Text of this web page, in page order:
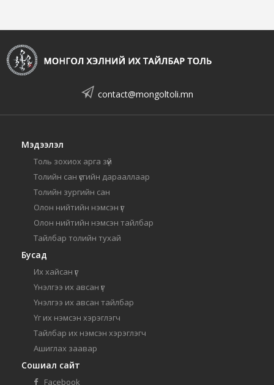
contact@mongoltoli.mn
Мэдээлэл
Толь зохиох арга зүй
Толийн сан үсгийн дарааллаар
Толийн зургийн сан
Олон нийтийн нэмсэн үг
Олон нийтийн нэмсэн тайлбар
Тайлбар толийн тухай
Бусад
Их хайсан үг
Үнэлгээ их авсан үг
Үнэлгээ их авсан тайлбар
Үг их нэмсэн хэрэглэгч
Тайлбар их нэмсэн хэрэглэгч
Ашиглах заавар
Сошиал сайт
Facebook